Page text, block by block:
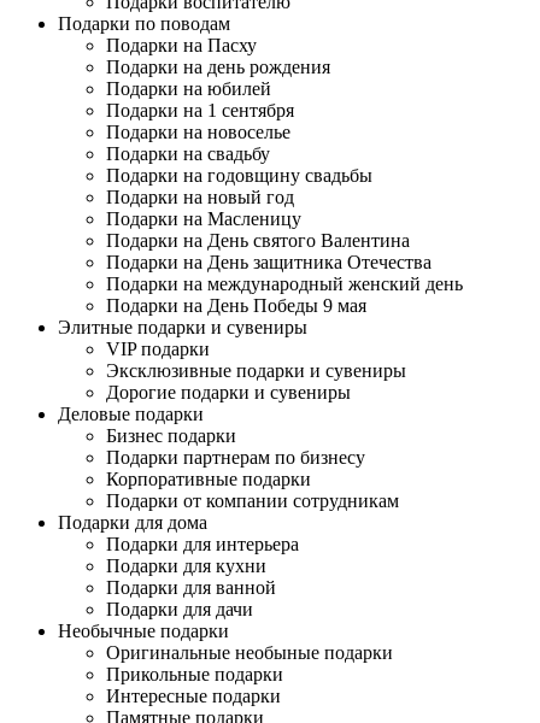
Подарки по поводам
Подарки на Пасху
Подарки на день рождения
Подарки на юбилей
Подарки на 1 сентября
Подарки на новоселье
Подарки на свадьбу
Подарки на годовщину свадьбы
Подарки на новый год
Подарки на Масленицу
Подарки на День святого Валентина
Подарки на День защитника Отечества
Подарки на международный женский день
Подарки на День Победы 9 мая
Элитные подарки и сувениры
VIP подарки
Эксклюзивные подарки и сувениры
Дорогие подарки и сувениры
Деловые подарки
Бизнес подарки
Подарки партнерам по бизнесу
Корпоративные подарки
Подарки от компании сотрудникам
Подарки для дома
Подарки для интерьера
Подарки для кухни
Подарки для ванной
Подарки для дачи
Необычные подарки
Оригинальные необыные подарки
Прикольные подарки
Интересные подарки
Памятные подарки